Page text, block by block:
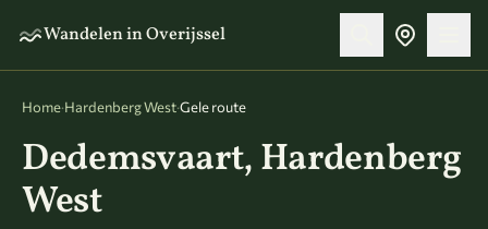
Wandelen in Overijssel
Home·Hardenberg West·Gele route
Dedemsvaart, Hardenberg
West